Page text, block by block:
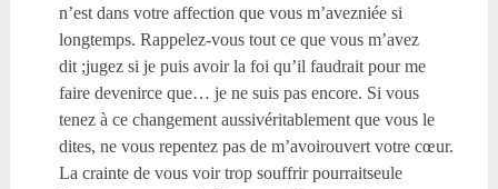
n’est dans votre affection que vous m’avezniée si
longtemps. Rappelez-vous tout ce que vous m’avez
dit ;jugez si je puis avoir la foi qu’il faudrait pour me
faire devenirce que… je ne suis pas encore. Si vous
tenez à ce changement aussivéritablement que vous le
dites, ne vous repentez pas de m’avoirouvert votre cœur.
La crainte de vous voir trop souffrir pourraitseule